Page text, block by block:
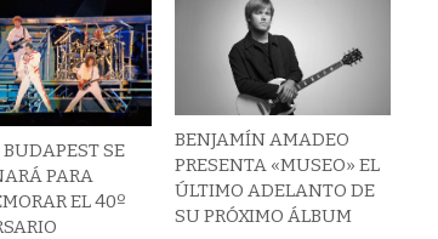
SE
PARA
EL 40º
BENJAMÍN AMADEO
PRESENTA «MUSEO» EL
ÚLTIMO ADELANTO DE
SU PRÓXIMO ÁLBUM